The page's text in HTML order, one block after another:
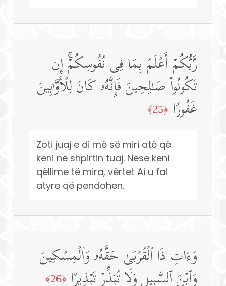
رَّبُّكُمۡ أَعۡلَمُ بِمَا فِی نُفُوسِكُمۡۚ إِن
تَكُونُوا۟ صَـٰلِحِینَ فَإِنَّهُۥ كَانَ لِلۡأَوَّ ٰ⁠بِینَ
غَفُورࣰا ﴿25﴾
Zoti juaj e di më së miri atë që
keni në shpirtin tuaj. Nëse keni
qëllime të mira, vërtet Ai u fal
atyre që pendohen.
وَءَاتِ ذَا ٱلۡقُرۡبَىٰ حَقَّهُۥ وَٱلۡمِسۡكِینَ
وَٱبۡنَ ٱلسَّبِیلِ وَلَا تُبَذِّرۡ تَبۡذِیرًا ﴿26﴾